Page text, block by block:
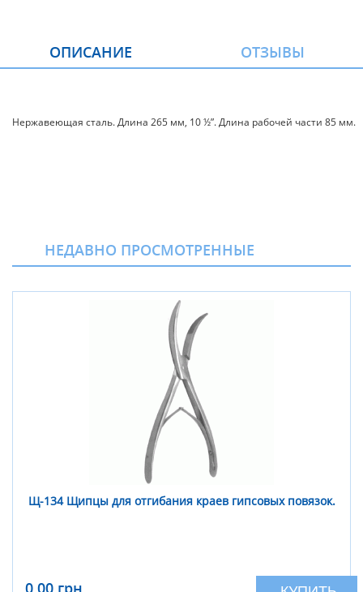
ОПИСАНИЕ ОТЗЫВЫ
Нержавеющая сталь. Длина 265 мм, 10 ½”. Длина рабочей части 85 мм.
НЕДАВНО ПРОСМОТРЕННЫЕ
Щ-134 Щипцы для отгибания краев гипсовых повязок.
0,00 грн